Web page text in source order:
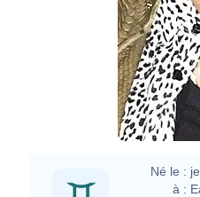
Né le :
à :